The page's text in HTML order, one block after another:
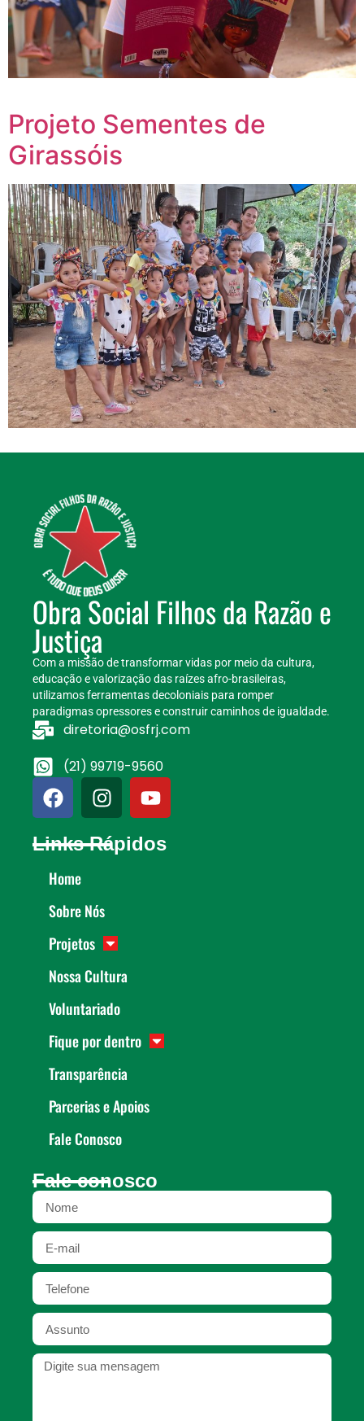
Projeto Sementes de
Girassóis
Obra Social Filhos da Razão e
Justiça
Com a missão de transformar vidas por meio da cultura,
educação e valorização das raízes afro-brasileiras,
utilizamos ferramentas decoloniais para romper
paradigmas opressores e construir caminhos de igualdade.
diretoria@osfrj.com
(21) 99719-9560
Links Rápidos
Home
Sobre Nós
Projetos
Nossa Cultura
Voluntariado
Fique por dentro
Transparência
Parcerias e Apoios
Fale Conosco
Fale conosco